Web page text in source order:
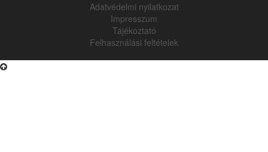
Adatvédelmi nyilatkozat
Impresszum
Tájékoztató
Felhasználási feltételek